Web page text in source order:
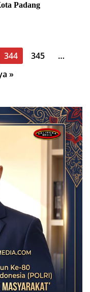
Padang
344 345
…
»